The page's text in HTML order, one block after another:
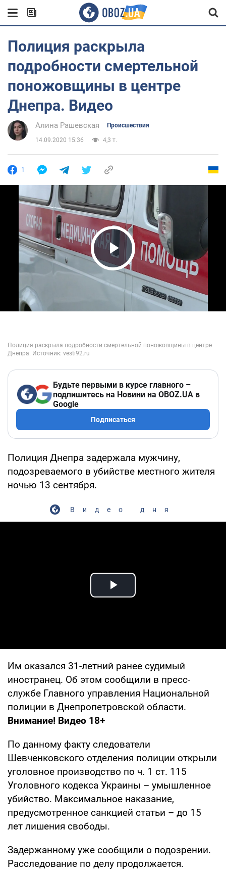
Полиция раскрыла
подробности смертельной
поножовщины в центре
Днепра. Видео
Алина Рашевская Происшествия
14.09.2020 15:36 4,3 т.
1
Play Video
Будьте первыми в курсе главного –
подпишитесь на Новини на OBOZ.UA в
Google
Подписаться
Полиция Днепра задержала мужчину,
подозреваемого в убийстве местного жителя
ночью 13 сентября.
Видео дня
Play Video
Им оказался 31-летний ранее судимый
иностранец. Об этом сообщили в пресс-
службе Главного управления Национальной
полиции в Днепропетровской области.
Внимание! Видео 18+
По данному факту следователи
Шевченковского отделения полиции открыли
уголовное производство по ч. 1 ст. 115
Уголовного кодекса Украины – умышленное
убийство. Максимальное наказание,
предусмотренное санкцией статьи – до 15
лет лишения свободы.
Задержанному уже сообщили о подозрении.
Расследование по делу продолжается.